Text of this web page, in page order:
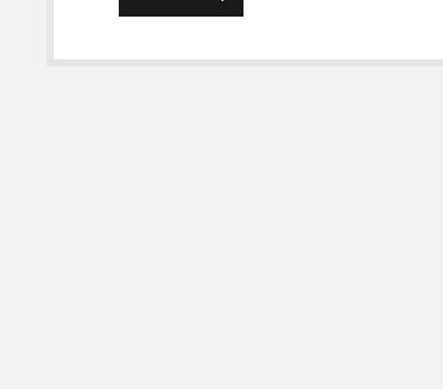
9.10:
&